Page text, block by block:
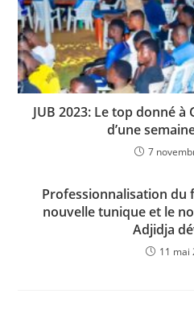
JUB 2023: Le top donné
d’une
7
Professionnalisation du
nouvelle tunique et le
Adjidja
11 mai